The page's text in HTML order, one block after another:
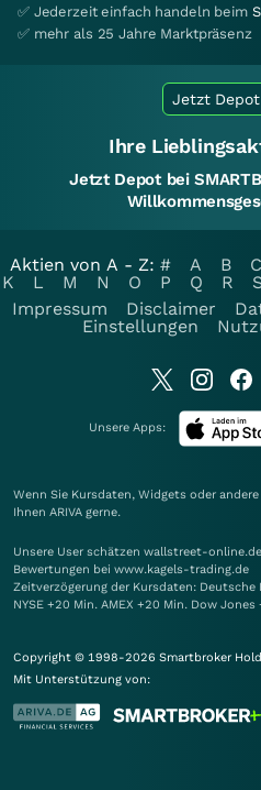
✅ Jederzeit einfach handeln beim
✅ mehr als 25 Jahre Marktpräsenz
Jetzt
Ihre
Jetzt Depot bei
Aktien von A - Z: # A B C
K
L M N O P Q R
Impressum
Disclaimer
Einstellungen
Unsere Apps:
Wenn Sie Kursdaten, Widgets oder
Ihnen ARIVA gerne.
Unsere User schätzen wallstreet-
Bewertungen bei www.kagels-trading.de
Zeitverzögerung der Kursdaten: Deutsche
NYSE +20 Min. AMEX +20 Min. Dow
Copyright © 1998-2026 Smartbroker
Mit Unterstützung von: